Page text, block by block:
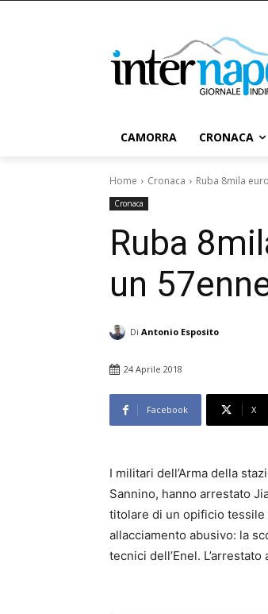
CAMORRA CRONACA
Home Cronaca Ruba 8mila
Cronaca
Ruba
un
Di Antonio Esposito
24 Aprile 2018
Facebook X
I militari dell’Arma della
Sannino, hanno arrestato
titolare di un opificio tessile
allacciamento abusivo: la
tecnici dell’Enel.